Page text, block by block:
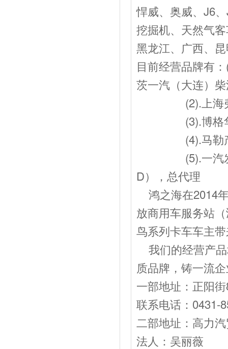
悍威、奥威、J6
挖掘机、天然气
黑龙江、广西、
目前经营品牌有
茨一汽（大连）
(2).上海弗列
(3).博格华纳
(4).马勒产
(5).一汽发动J
D），总代理
鸿之海在2014
放商用车服务站
鸟系列卡车车主
我们的经营产
质品牌，铸一流
一部地址：正阳
联系电话：0431-
二部地址：高力
法人：吴丽